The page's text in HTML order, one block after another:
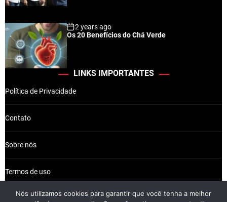
2 years ago
Os 20 Benefícios do Chá Verde
LINKS IMPORTANTES
Política de Privacidade
Contato
Sobre nós
Termos de uso
Nós utilizamos cookies para garantir que você tenha a melhor